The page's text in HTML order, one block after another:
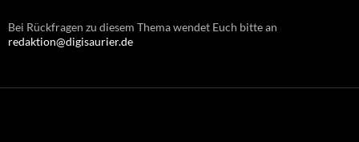
Bei Rückfragen zu diesem Thema wendet Euch bitte an
redaktion@digisaurier.de